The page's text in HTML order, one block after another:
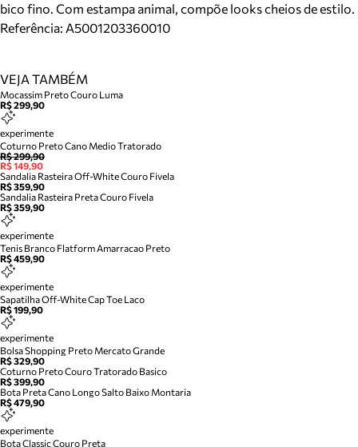
bico fino. Com estampa animal, compõe looks cheios de estilo.
Referência: A5001203360010
VEJA TAMBÉM
Mocassim Preto Couro Luma
R$ 299,90
experimente
Coturno Preto Cano Medio Tratorado
R$ 299,90
R$ 149,90
Sandalia Rasteira Off-White Couro Fivela
R$ 359,90
Sandalia Rasteira Preta Couro Fivela
R$ 359,90
experimente
Tenis Branco Flatform Amarracao Preto
R$ 459,90
experimente
Sapatilha Off-White Cap Toe Laco
R$ 199,90
experimente
Bolsa Shopping Preto Mercato Grande
R$ 329,90
Coturno Preto Couro Tratorado Basico
R$ 399,90
Bota Preta Cano Longo Salto Baixo Montaria
R$ 479,90
experimente
Bota Classic Couro Preta